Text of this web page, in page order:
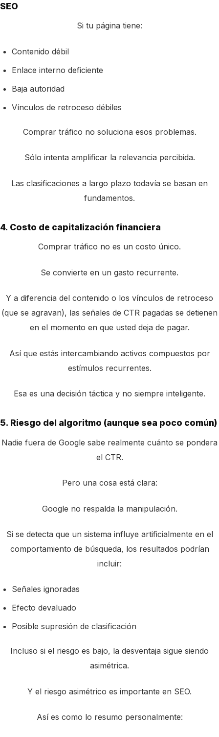
SEO
Si tu página tiene:
Contenido débil
Enlace interno deficiente
Baja autoridad
Vínculos de retroceso débiles
Comprar tráfico no soluciona esos problemas.
Sólo intenta amplificar la relevancia percibida.
Las clasificaciones a largo plazo todavía se basan en
fundamentos.
4. Costo de capitalización financiera
Comprar tráfico no es un costo único.
Se convierte en un gasto recurrente.
Y a diferencia del contenido o los vínculos de retroceso
(que se agravan), las señales de CTR pagadas se detienen
en el momento en que usted deja de pagar.
Así que estás intercambiando activos compuestos por
estímulos recurrentes.
Esa es una decisión táctica y no siempre inteligente.
5. Riesgo del algoritmo (aunque sea poco común)
Nadie fuera de Google sabe realmente cuánto se pondera
el CTR.
Pero una cosa está clara:
Google no respalda la manipulación.
Si se detecta que un sistema influye artificialmente en el
comportamiento de búsqueda, los resultados podrían
incluir:
Señales ignoradas
Efecto devaluado
Posible supresión de clasificación
Incluso si el riesgo es bajo, la desventaja sigue siendo
asimétrica.
Y el riesgo asimétrico es importante en SEO.
Así es como lo resumo personalmente: